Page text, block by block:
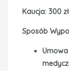
Kaucja: 300
Sposób